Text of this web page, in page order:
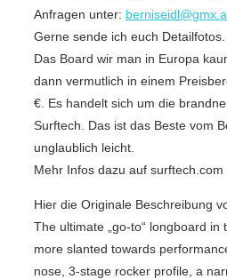
Anfragen unter:
Gerne sende ich euch Detailfotos.
Das Board wir man in Europa
dann vermutlich in einem
€. Es handelt sich um die
Surftech. Das ist das Beste vom
unglaublich leicht.
Mehr Infos dazu auf surftech.com
Hier die Originale Beschreibung
The ultimate „go-to“ longboard in
more slanted towards
nose, 3-stage rocker profile, a